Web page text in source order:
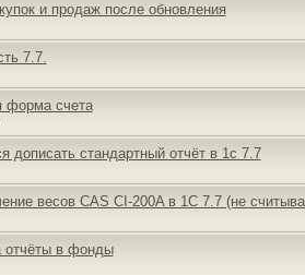
и продаж после обновления
7.7.
форма счета
дописать стандартный отчёт в 1с 7.7
весов CAS CI-200A в 1С 7.7 (не
отчёты в фонды